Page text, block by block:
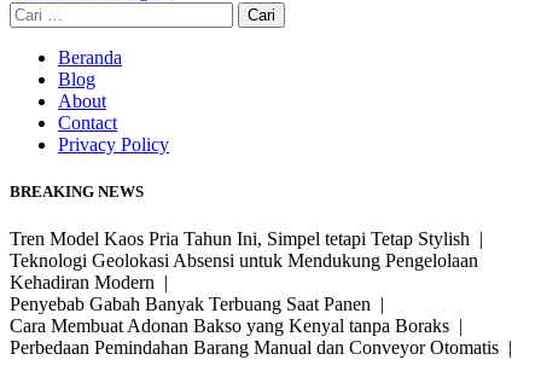
Cari
untuk:
Beranda
Blog
About
Contact
Privacy Policy
BREAKING NEWS
Tren Model Kaos Pria Tahun Ini, Simpel tetapi Tetap Stylish |
Teknologi Geolokasi Absensi untuk Mendukung Pengelolaan
Kehadiran Modern |
Penyebab Gabah Banyak Terbuang Saat Panen |
Cara Membuat Adonan Bakso yang Kenyal tanpa Boraks |
Perbedaan Pemindahan Barang Manual dan Conveyor Otomatis |